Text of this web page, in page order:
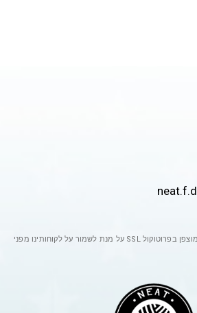
מוצפן בפרוטוקול SSL על מנת לשמור על לקוחותינו מפני